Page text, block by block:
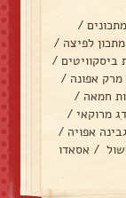
מתכונים /
מתכון לפיצה /
ביסקוויטים /
מרק אפונה /
חמאה /
דג מרוקאי /
אפויה /
/ אסאדו